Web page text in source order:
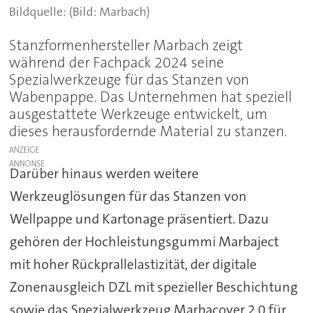
(Bild: Marbach)
Stanzformenhersteller Marbach zeigt
während der Fachpack 2024 seine
Spezialwerkzeuge für das Stanzen von
Wabenpappe. Das Unternehmen hat speziell
ausgestattete Werkzeuge entwickelt, um
dieses herausfordernde Material zu stanzen.
ANZEIGE
Darüber hinaus werden weitere
Werkzeuglösungen für das Stanzen von
Wellpappe und Kartonage präsentiert. Dazu
gehören der Hochleistungsgummi Marbaject
mit hoher Rückprallelastizität, der digitale
Zonenausgleich DZL mit spezieller Beschichtung